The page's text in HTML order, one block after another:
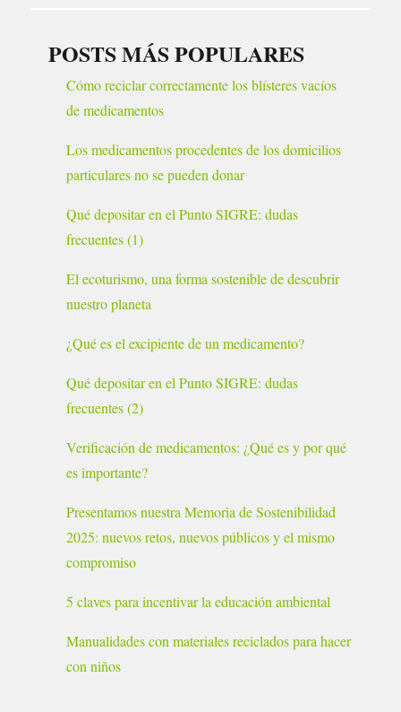
POSTS MÁS POPULARES
Cómo reciclar correctamente los blísteres vacíos
de medicamentos
Los medicamentos procedentes de los domicilios
particulares no se pueden donar
Qué depositar en el Punto SIGRE: dudas
frecuentes (1)
El ecoturismo, una forma sostenible de descubrir
nuestro planeta
¿Qué es el excipiente de un medicamento?
Qué depositar en el Punto SIGRE: dudas
frecuentes (2)
Verificación de medicamentos: ¿Qué es y por qué
es importante?
Presentamos nuestra Memoria de Sostenibilidad
2025: nuevos retos, nuevos públicos y el mismo
compromiso
5 claves para incentivar la educación ambiental
Manualidades con materiales reciclados para hacer
con niños